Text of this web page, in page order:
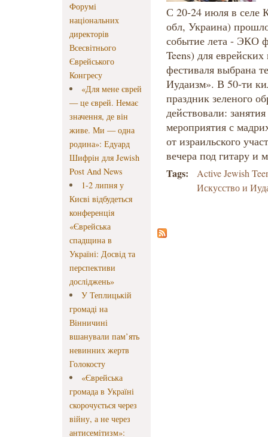
Форумі
національних
директорів
Всесвітнього
Єврейського
Конгресу
«Для мене єврей
— це єврей. Немає
значення, де він
живе. Ми — одна
родина»: Едуард
Шифрін для Jewish
Post And News
1-2 липня у
Києві відбудеться
конференція
«Єврейська
спадщина в
Україні: Досвід та
перспективи
досліджень»
У Теплицькій
громаді на
Вінничині
вшанували пам’ять
невинних жертв
Голокосту
«Єврейська
громада в Україні
скорочується через
війну, а не через
антисемітизм»:
С 20-24 июля в селе
обл, Украина)
событие лета - ЭКО
Teens) для
фестиваля выбрана
Иудаизм». В 50-ти
праздник зеленого
действовали:
мероприятия с
от израильского
вечера под гитару и
Tags:
Active Jewish
Искусство и